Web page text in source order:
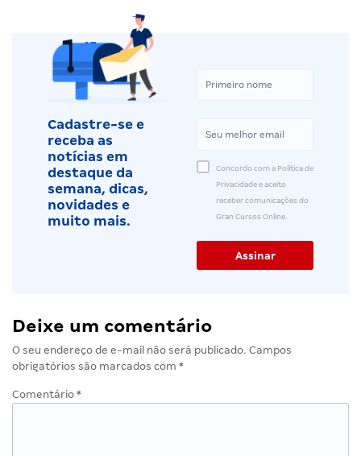
Cadastre-se e
receba as
notícias em
destaque da
semana, dicas,
novidades e
muito mais.
Concordo com a Política de
Privacidade e aceito
receber comunicações do
Gran Cursos Online.
Deixe um comentário
O seu endereço de e-mail não será publicado. Campos
obrigatórios são marcados com *
Comentário *